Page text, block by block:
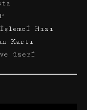
Hızı
Kartı
ve üzeri